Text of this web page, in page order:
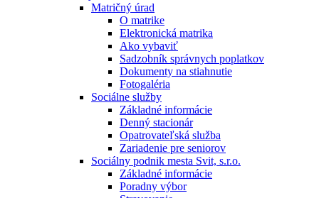
Matričný úrad
O matrike
Elektronická matrika
Ako vybaviť
Sadzobník správnych poplatkov
Dokumenty na stiahnutie
Fotogaléria
Sociálne služby
Základné informácie
Denný stacionár
Opatrovateľská služba
Zariadenie pre seniorov
Sociálny podnik mesta Svit, s.r.o.
Základné informácie
Poradny výbor